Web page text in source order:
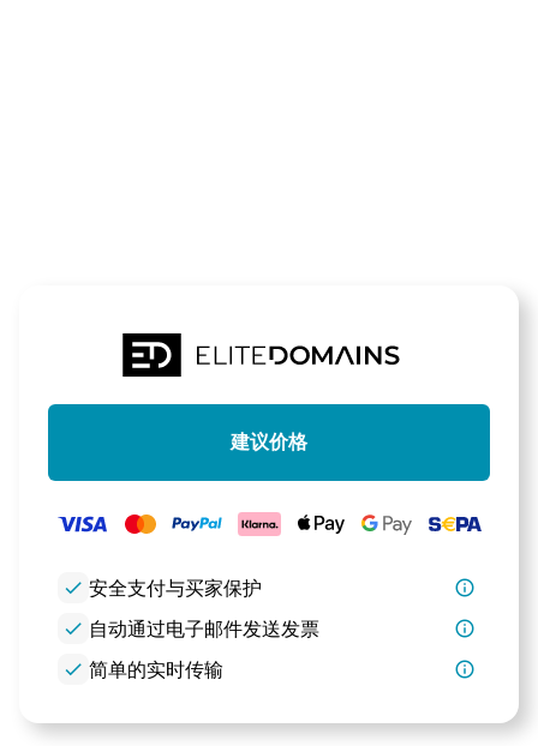
建议价格
check 安全支付与买家保护
info_outline
check 自动通过电子邮件发送发票
info_outline
check 简单的实时传输 info_outline